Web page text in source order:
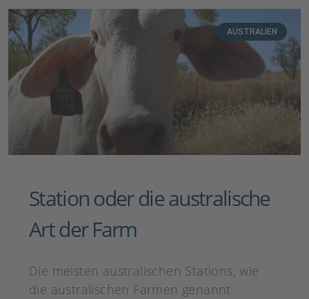
AUSTRALIEN
Station oder die australische
Art der Farm
Die meisten australischen Stations, wie
die australischen Farmen genannt